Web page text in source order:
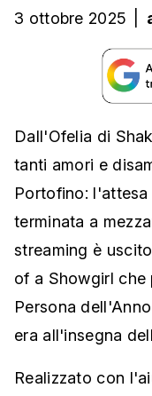
3 ottobre 2025
Dall'Ofelia di
tanti amori e
Portofino:
terminata a
streaming è
of a Showgirl che
Persona
era all'insegna
Realizzato con